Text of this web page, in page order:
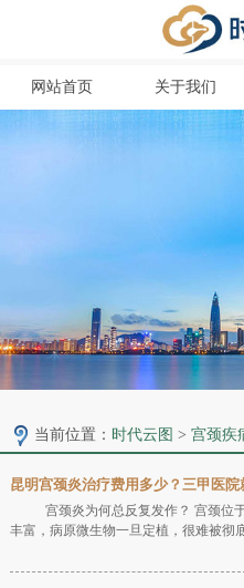
网站首页 关于我们
当前位置： 时代云图 >宫颈疾
昆明宫颈炎治疗费用多少？三甲医
宫颈炎为何总反复发作？ 宫颈位
丰富，病原微生物一旦定植，很难被彻